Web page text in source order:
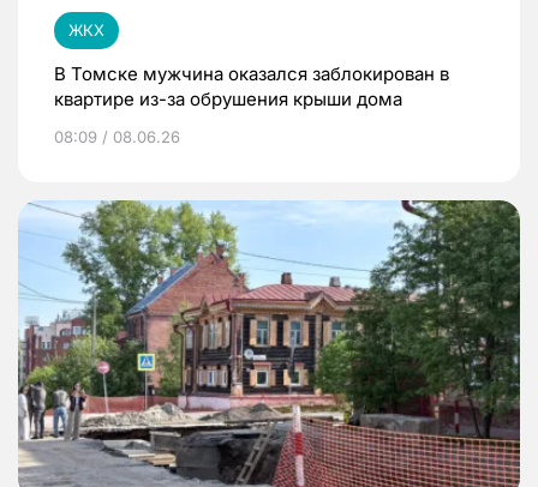
ЖКХ
В Томске мужчина оказался заблокирован в
квартире из-за обрушения крыши дома
08:09 / 08.06.26